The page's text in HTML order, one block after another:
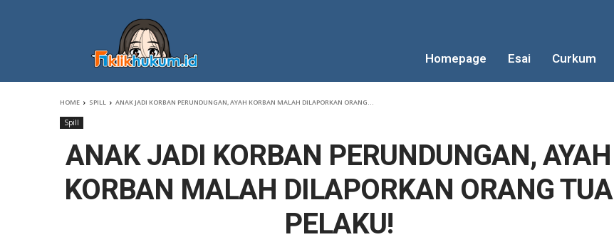
Homepage Esai Curkum
HOME SPILL ANAK JADI KORBAN PERUNDUNGAN, AYAH KORBAN MALAH DILAPORKAN ORANG...
Spill
ANAK JADI KORBAN PERUNDUNGAN, AYAH
KORBAN MALAH DILAPORKAN ORANG TUA
PELAKU!